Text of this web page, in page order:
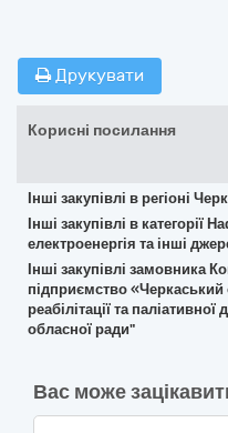
Друкувати
Корисні посилання
Інші закупівлі в регіоні
Інші закупівлі в категорії
електроенергія та інші
Інші закупівлі замовника
підприємство
реабілітації та
обласної ради"
Вас може